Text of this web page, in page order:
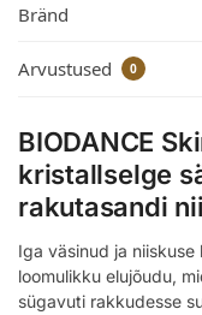
Bränd
Arvustused 0
BIODANCE
kristallselge
rakutasandi
Iga väsinud ja
loomulikku elujõudu,
sügavuti rakkudesse